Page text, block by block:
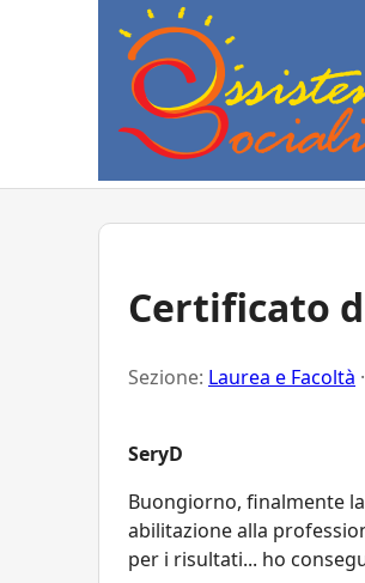
Certificato
Sezione: Laurea e Facoltà
SeryD
Buongiorno, finalmente la
abilitazione alla
per i risultati... ho